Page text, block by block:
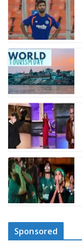
Sponsored